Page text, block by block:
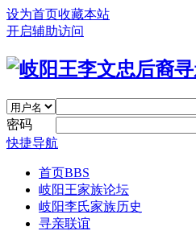
设为首页收藏本站
开启辅助访问
密码
快捷导航
首页BBS
岐阳王家族论坛
岐阳李氏家族历史
寻亲联谊